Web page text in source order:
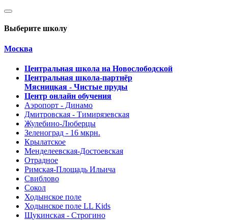
Выберите школу
Москва
Центральная школа на Новослободской
Центральная школа-партнёр
Мясницкая - Чистые пруды
Центр онлайн обучения
Аэропорт - Динамо
Дмитровская - Тимирязевская
Жулебино-Люберцы
Зеленоград - 16 мкрн.
Крылатское
Менделеевская-Достоевская
Отрадное
Римская-Площадь Ильича
Свиблово
Сокол
Ходынское поле
Ходынское поле LL Kids
Щукинская - Строгино